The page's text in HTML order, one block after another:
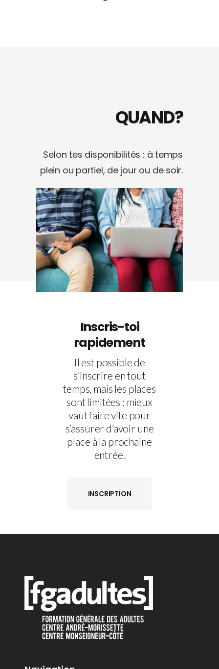
QUAND?
Selon tes disponibilités : à temps
plein ou partiel, de jour ou de soir.
Inscris-toi
rapidement
Il est possible de
s’inscrire en tout
temps, mais les places
sont limitées : mieux
vaut faire vite pour
s’assurer d’avoir une
place à la prochaine
entrée.
INSCRIPTION